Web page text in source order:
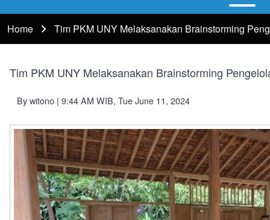
navigation
Close
horizontal
Menu
Breadcrumb
Home Tim PKM UNY Melaksanakan Brainstorming
Tim PKM UNY Melaksanakan Brainstorming
Bywitono | 9:44 AM WIB, Tue June 11, 2024